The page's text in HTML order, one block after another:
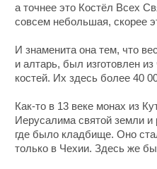
а точнее это Костёл Всех
совсем небольшая, скорее
И знаменита она тем, что
и алтарь, был изготовлен
костей. Их здесь более 40
Как-то в 13 веке монах из
Иерусалима святой земли
где было кладбище. Оно
только в Чехии. Здесь же